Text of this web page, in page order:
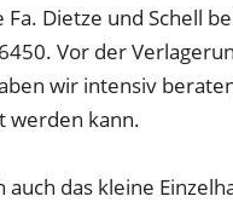
Fa. Dietze und Schell
Vor der
wir intensiv
werden kann.
auch das kleine